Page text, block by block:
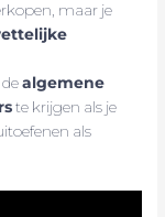
maar je
dealgemene
te krijgen als je
als